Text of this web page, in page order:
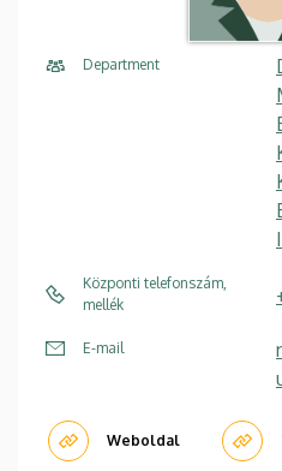
Department
Központi telefonszám,
mellék
E-mail
Weboldal